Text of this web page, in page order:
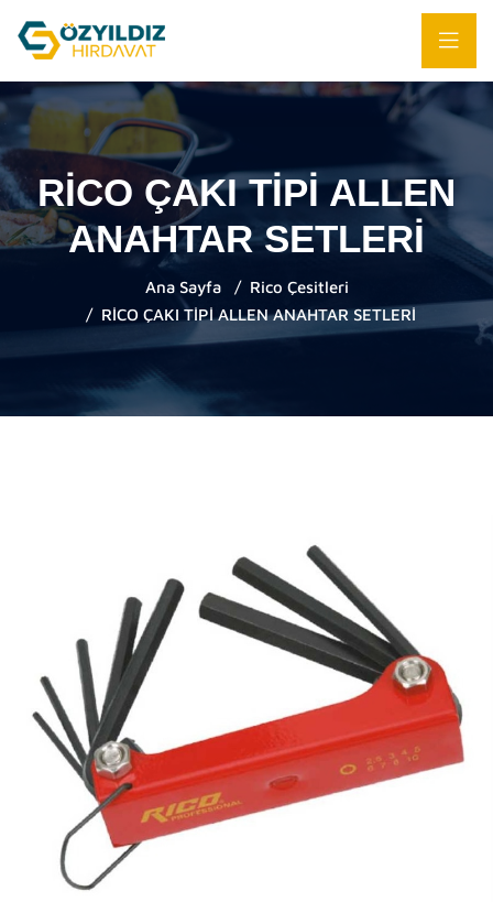
RİCO ÇAKI TİPİ ALLEN
ANAHTAR SETLERİ
Ana Sayfa
Rico Çesitleri
RİCO ÇAKI TİPİ ALLEN ANAHTAR SETLERİ